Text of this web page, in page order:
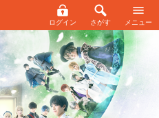
ログイン さがす メニュー